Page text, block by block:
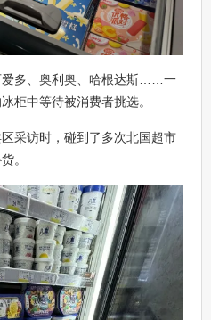
爱多、奥利奥、哈根达斯……一
柜中等待被消费者挑选。
采访时，碰到了多次北国超市
。